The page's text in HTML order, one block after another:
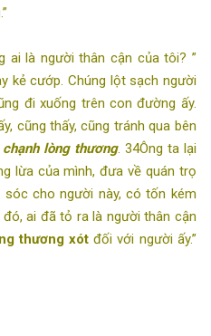
ai là người thân cận của tôi? ”
kẻ cướp. Chúng lột sạch người
đi xuống trên con đường ấy.
cũng thấy, cũng tránh qua bên
chạnh lòng thương. 34Ông ta lại
lừa của mình, đưa về quán trọ
sóc cho người này, có tốn kém
ai đã tỏ ra là người thân cận
thương xót đối với người ấy.”